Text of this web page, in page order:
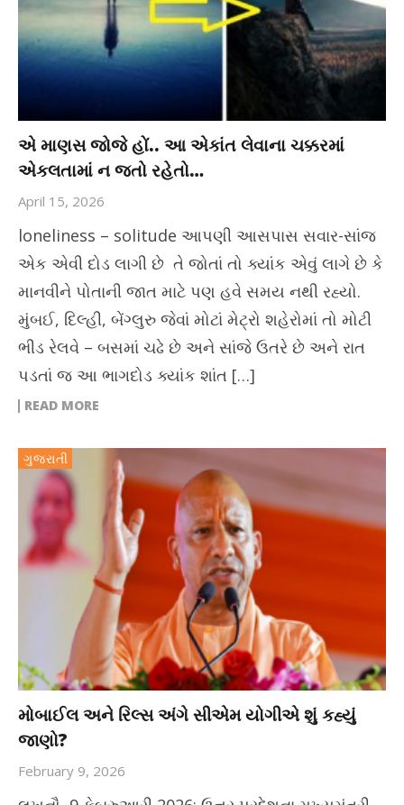
એ માણસ જોજે હોં.. આ એકાંત લેવાના ચક્કરમાં
એકલતામાં ન જતો રહેતો…
April 15, 2026
loneliness – solitude આપણી આસપાસ સવાર-સાંજ
એક એવી દોડ લાગી છે તે જોતાં તો ક્યાંક એવું લાગે છે કે
માનવીને પોતાની જાત માટે પણ હવે સમય નથી રહ્યો.
મુંબઈ, દિલ્હી, બેંગ્લુરુ જેવાં મોટાં મેટ્રો શહેરોમાં તો મોટી
ભીડ રેલવે – બસમાં ચઢે છે અને સાંજે ઉતરે છે અને રાત
પડતાં જ આ ભાગદોડ ક્યાંક શાંત […]
READ MORE
ગુજરાતી
મોબાઈલ અને રિલ્સ અંગે સીએમ યોગીએ શું કહ્યું
જાણો?
February 9, 2026